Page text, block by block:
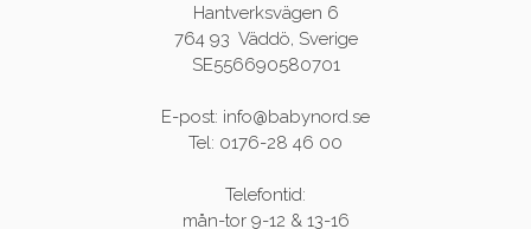
Hantverksvägen 6
764 93 Väddö, Sverige
SE556690580701
E-post: info@babynord.se
Tel: 0176-28 46 00
Telefontid:
mån-tor 9-12 & 13-16